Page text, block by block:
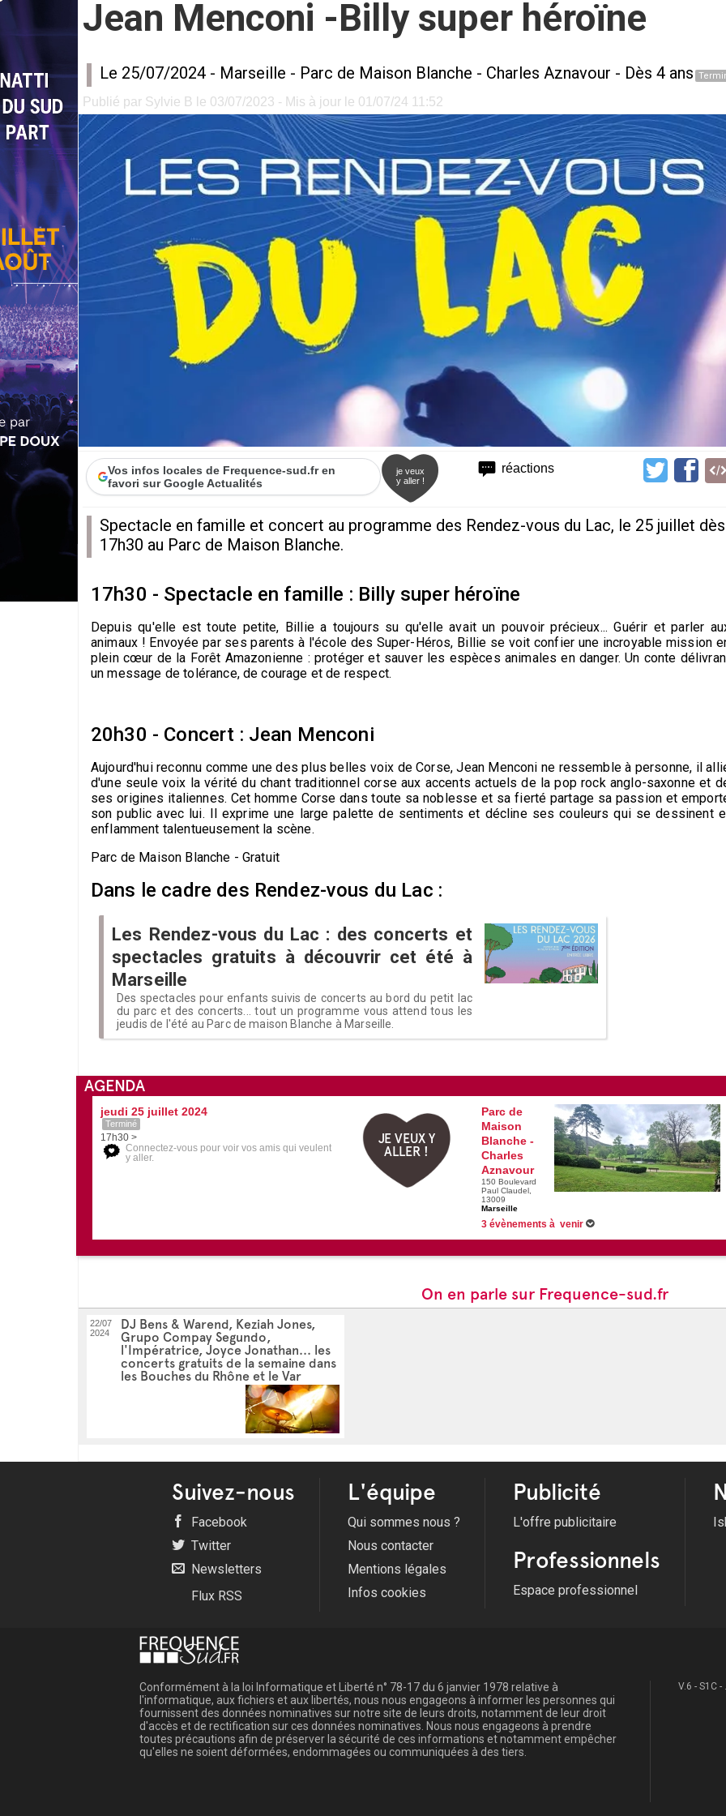
Jean Menconi -Billy super héroïne
Le 25/07/2024 - Marseille - Parc de Maison Blanche - Charles Aznavour - Dès 4 ans
Publié par Sylvie B le 03/07/2023 - Mis à jour le 01/07/24 11:52
réactions
Vos infos locales de Frequence-sud.fr en
favori sur Google Actualités
je veux
y aller !
Spectacle en famille et concert au programme des Rendez-vous du Lac, le 25 juillet dès
17h30 au Parc de Maison Blanche.
17h30 - Spectacle en famille : Billy super héroïne
Depuis qu'elle est toute petite, Billie a toujours su qu'elle avait un pouvoir précieux... Guérir et parler
animaux ! Envoyée par ses parents à l'école des Super-Héros, Billie se voit confier une incroyable mission
plein cœur de la Forêt Amazonienne : protéger et sauver les espèces animales en danger. Un conte
un message de tolérance, de courage et de respect.
20h30 - Concert : Jean Menconi
Aujourd'hui reconnu comme une des plus belles voix de Corse, Jean Menconi ne ressemble à personne, il
d'une seule voix la vérité du chant traditionnel corse aux accents actuels de la pop rock anglo-saxonne et
ses origines italiennes. Cet homme Corse dans toute sa noblesse et sa fierté partage sa passion et
son public avec lui. Il exprime une large palette de sentiments et décline ses couleurs qui se dessinent
enflamment talentueusement la scène.
Parc de Maison Blanche - Gratuit
Dans le cadre des Rendez-vous du Lac :
Les Rendez-vous du Lac : des concerts et
spectacles gratuits à découvrir cet été à
Marseille
Des spectacles pour enfants suivis de concerts au bord du petit lac
du parc et des concerts... tout un programme vous attend tous les
jeudis de l'été au Parc de maison Blanche à Marseille.
AGENDA
jeudi 25 juillet 2024
Terminé
17h30 >
Connectez-vous pour voir vos amis qui veulent
y aller.
JE VEUX Y
ALLER !
Parc de
Maison
Blanche -
Charles
Aznavour
150 Boulevard
Paul Claudel,
13009
Marseille
3 évènements à venir
On en parle sur Frequence-sud.fr
22/07
2024
DJ Bens & Warend, Keziah Jones,
Grupo Compay Segundo,
l'Impératrice, Joyce Jonathan... les
concerts gratuits de la semaine dans
les Bouches du Rhône et le Var
Suivez-nous
Facebook
Twitter
Newsletters
Flux RSS
L'équipe
Qui sommes nous ?
Nous contacter
Mentions légales
Infos cookies
Publicité
L'offre publicitaire
Professionnels
Espace professionnel
Conformément à la loi Informatique et Liberté n° 78-17 du 6 janvier 1978 relative à
l'informatique, aux fichiers et aux libertés, nous nous engageons à informer les personnes qui
fournissent des données nominatives sur notre site de leurs droits, notamment de leur droit
d'accès et de rectification sur ces données nominatives. Nous nous engageons à prendre
toutes précautions afin de préserver la sécurité de ces informations et notamment empêcher
qu'elles ne soient déformées, endommagées ou communiquées à des tiers.
V.6 - S1C